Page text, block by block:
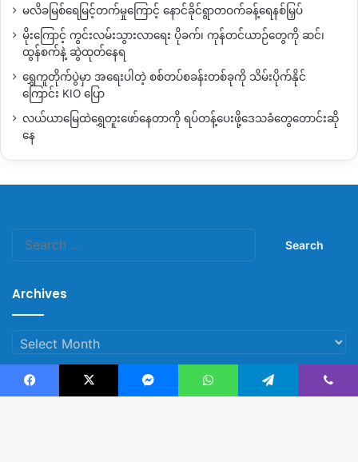
မလိခမြစ်ရေမြင့်တက်မှုကြောင့် နောင်ခိုင်ရွာတဝက်ခန့်ရေနစ်မြှပ်
မိုးကြောင့် ကွင်းလမ်းသွားလာရေး ပိုခက်၊ ကုန်တင်ယာဉ်တွေကို ဆင်၊
ထွန်စက်နဲ့ ဆွဲထုတ်နေရ
ရွှေကူတိုက်ပွဲမှာ အရေးပါတဲ့ စစ်တပ်စခန်းတစ်ခုကို သိမ်းပိုက်နိုင်
ကြောင်း KIO ပြော
လယ်ယာမြေထဲရွှေတူးဖော်နေတာကို ရပ်တန့်ပေးဖို့ဒေသခံတွေတောင်းဆို
နေ
Archives
Archives
Facebook X Messenger WhatsApp Telegram Viber